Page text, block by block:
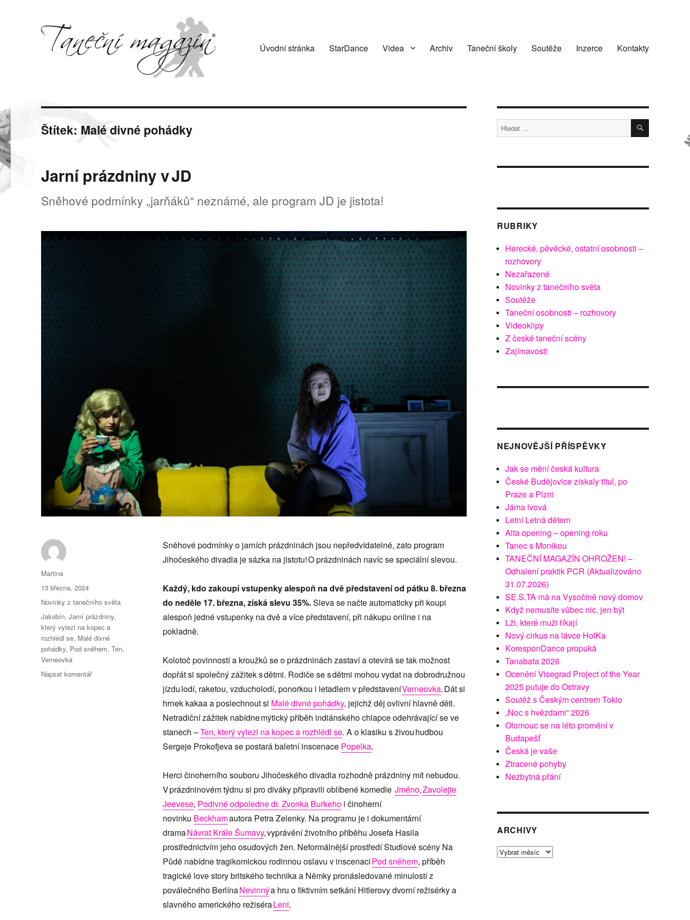
Úvodní stránka StarDance Videa Archiv Taneční školy Soutěže Inzerce Kontakty
Štítek: Malé divné pohádky
Jarní prázdniny v JD
Sněhové podmínky „jarňáků“ neznámé, ale program JD je jistota!
Sněhové podmínky o jarních prázdninách jsou nepředvídatelné, zato program
Jihočeského divadla je sázka na jistotu! O prázdninách navíc se speciální slevou.
Každý, kdo zakoupí vstupenky alespoň na dvě představení od pátku 8. března
do neděle 17. března, získá slevu 35%.Sleva se načte automaticky při koupi
alespoň jedné vstupenky na dvě a více představení, při nákupu online i na
pokladně.
Kolotoč povinností a kroužků se o prázdninách zastaví a otevírá se tak možnost
dopřát si společný zážitek s dětmi. Rodiče se s dětmi mohou vydat na dobrodružnou
jízdu lodí, raketou, vzducholodí, ponorkou i letadlem v představeníVerneovka. Dát si
hrnek kakaa a poslechnout si Malé divné pohádky, jejichž děj ovlivní hlavně děti.
Netradiční zážitek nabídne mýtický příběh indiánského chlapce odehrávající se ve
stanech –Ten, který vylezl na kopec a rozhlédl se. A o klasiku s živou hudbou
Sergeje Prokofjeva se postará baletní inscenace Popelka.
Herci činoherního souboru Jihočeského divadla rozhodně prázdniny mít nebudou.
V prázdninovém týdnu si pro diváky připravili oblíbené komedie Jméno,Zavolejte
Jeevese, Podivné odpoledne dr. Zvonka Burkehoi činoherní
novinku Beckhamautora Petra Zelenky. Na programu je i dokumentární
dramaNávrat Krále Šumavy, vyprávění životního příběhu Josefa Hasila
prostřednictvím jeho osudových žen. Neformálnější prostředí Studiové scény Na
Půdě nabídne tragikomickou rodinnou oslavu v inscenaciPod sněhem, příběh
tragické love story britského technika a Němky pronásledované minulostí z
poválečného BerlínaNevinnýa hru o fiktivním setkání Hitlerovy dvorní režisérky a
slavného amerického režiséraLeni.
Autor:
Martina
Publikováno:
13 března, 2024
Rubriky:
Novinky z tanečního světa
Štítky:
Jakobín,Jarní prázdniny,
který vylezl na kopec a
rozhlédl se, Malé divné
pohádky, Pod sněhem,Ten,
Verneovka
Napsat komentářpro
Hledat: HLEDÁNÍ
RUBRIKY
Herecké, pěvěcké, ostatní osobnosti –
rozhovory
Nezařazené
Novinky z tanečního světa
Soutěže
Taneční osobnosti – rozhovory
Videoklipy
Z české taneční scény
Zajímavosti
NEJNOVĚJŠÍ PŘÍSPĚVKY
Jak se mění česká kultura
České Budějovice získaly titul, po
Praze a Plzni
Jáma lvová
Letní Letná dětem
Alta opening – opening roku
Tanec s Monikou
TANEČNÍ MAGAZÍN OHROŽEN! –
Odhalení praktik PCR (Aktualizováno
31.07.2026)
SE.S.TA má na Vysočině nový domov
Když nemusíte vůbec nic, jen být
Lži, které muži říkají
Nový cirkus na lávce HolKa
KoresponDance propuká
Tanabata 2026
Ocenění Visegrad Project of the Year
2025 putuje do Ostravy
Soutěž s Českým centrem Tokio
„Noc s hvězdami“ 2026
Olomouc se na léto promění v
Budapešť
Česká je vaše
Ztracené pohyby
Nezbytná přání
ARCHIVY
Archivy